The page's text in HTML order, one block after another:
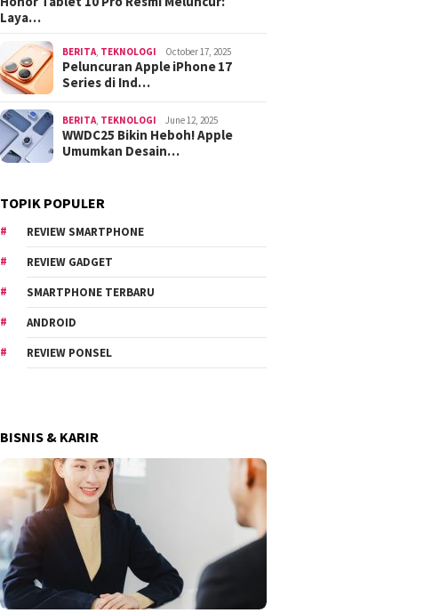
Laya…
BERITA TEKNOLOGI October 17, 2025
Peluncuran Apple iPhone 17
Series di Ind…
BERITA TEKNOLOGI June 12, 2025
WWDC25 Bikin Heboh! Apple
Umumkan Desain…
TOPIK POPULER
REVIEW SMARTPHONE
REVIEW GADGET
SMARTPHONE TERBARU
ANDROID
REVIEW PONSEL
BISNIS & KARIR